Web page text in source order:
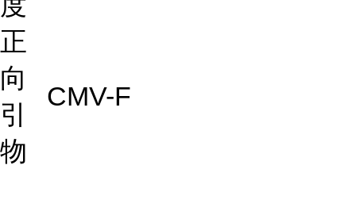
正
向
引
物
CMV-F